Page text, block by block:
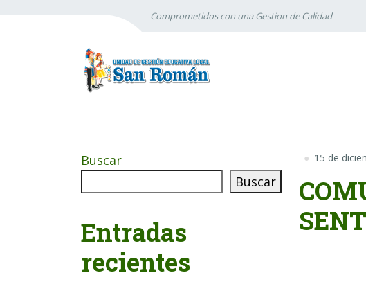
Comprometidos con una Gestion de Calidad
15 de
Buscar
Buscar
Entradas
recientes